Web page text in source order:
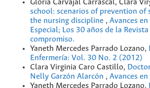
Gloria Carvajal Carrascal, Clara
school: scenarios of prevention of
the nursing discipline , Avances
Especial; Los 30 años de la
compromiso.
Yaneth Mercedes Parrado Lozano,
Enfermería: Vol. 30 No. 2 (2012)
Clara Virginia Caro Castillo,
Nelly Garzón Alarcón , Avances
Yaneth Mercedes Parrado Lozano,